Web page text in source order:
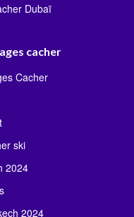
Dubaï
cacher
Cacher
ski
2024
2024